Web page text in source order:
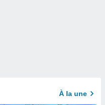
À la une